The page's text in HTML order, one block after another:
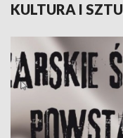
KULTURA I